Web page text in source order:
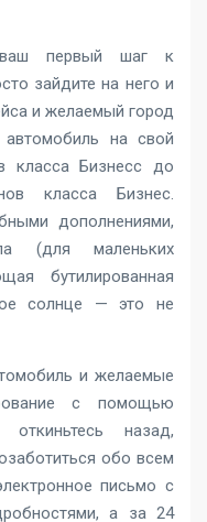
первый шаг к
зайдите на него и
и желаемый город
на свой
класса Бизнесс до
класса Бизнес.
дополнениями,
(для маленьких
бутилированная
солнце — это не
и желаемые
с помощью
назад,
обо всем
письмо с
а за 24